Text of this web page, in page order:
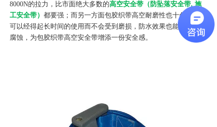
8000N的拉力，比市面绝大多数的高空安全带（防坠落安全带, 施
工安全带） 都要强；而另一方面包胶织带高空耐磨性也十分的棒，
可以经得起长时间的使用而不会受到磨损，防水效果也能防止带身
腐蚀，为包胶织带高空安全带增添一份安全感。